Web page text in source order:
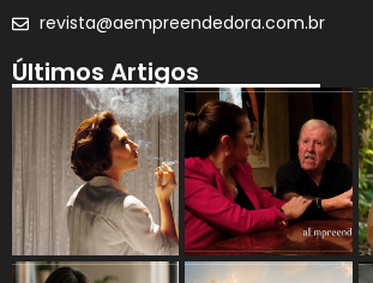
revista@aempreendedora.com.br
Últimos Artigos